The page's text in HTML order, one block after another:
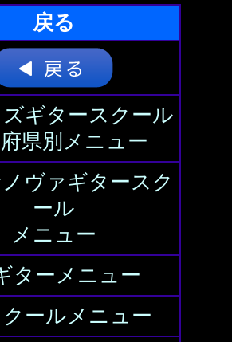
戻る
ギタースクール
県別メニュー
ヴァギタースク
ール
メニュー
ターメニュー
ールメニュー